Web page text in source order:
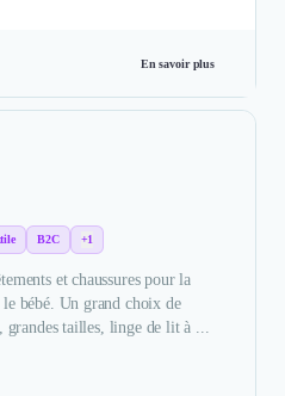
En savoir plus
B2C +1
et chaussures pour la
bébé. Un grand choix de
tailles, linge de lit à ...